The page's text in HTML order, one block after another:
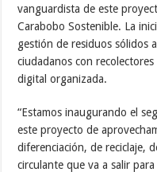
vanguardista de este
Carabobo Sostenible. La
gestión de residuos sólidos
ciudadanos con
digital organizada.
“Estamos inaugurando el
este proyecto de
diferenciación, de reciclaje,
circulante que va a salir